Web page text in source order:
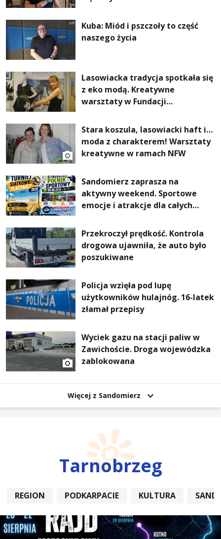
Kuba: Miód i pszczoły to część
naszego życia
Lasowiacka tradycja spotkała się
z eko modą. Kreatywne
warsztaty w Fundacji
Stara koszula, lasowiacki haft i…
moda z charakterem! Warsztaty
kreatywne w ramach NFW
Sandomierz zaprasza na
aktywny weekend. Sportowe
emocje i atrakcje dla całych
Przekroczył prędkość. Kontrola
drogowa ujawniła, że auto było
poszukiwane
Policja wzięła pod lupę
użytkowników hulajnóg. 16-latek
złamał przepisy
Wyciek gazu na stacji paliw w
Zawichoście. Droga wojewódzka
zablokowana
Więcej z Sandomierz
Tarnobrzeg
REGION PODKARPACIE KULTURA